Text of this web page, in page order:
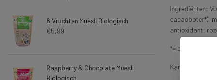
6 Vruchten Muesli Biologisch
€5,99
Raspberry & Chocolate Muesli
Biologisch
Ingrediënten:
cacaoboter*),
antioxidant:
*= biologisch
Kan sporen